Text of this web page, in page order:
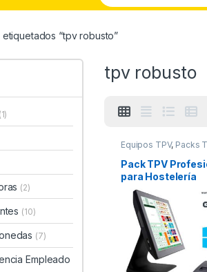
“tpv robusto”
tpv robusto
Equipos TPV, Packs
Pack TPV
para Hostelería
(1)
(2)
(10)
(7)
Empleado